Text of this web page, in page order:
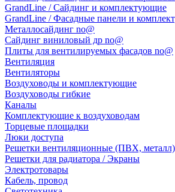
GrandLine / Сайдинг и комплектующие
GrandLine / Фасадные панели и
Металлосайдинг no@
Сайдинг виниловый др no@
Плиты для вентилируемых фасадов no@
Вентиляция
Вентиляторы
Воздуховоды и комплектующие
Воздуховоды гибкие
Каналы
Комплектующие к воздуховодам
Торцевые площадки
Люки доступа
Решетки вентиляционные (ПВХ, металл)
Решетки для радиатора / Экраны
Электротовары
Кабель, провод